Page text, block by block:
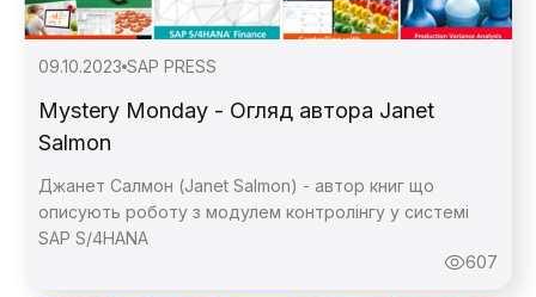
09.10.2023 SAP PRESS
Mystery Monday - Огляд автора Janet
Salmon
Джанет Салмон (Janet Salmon) - автор книг що
описують роботу з модулем контролінгу у системі
SAP S/4HANA
607